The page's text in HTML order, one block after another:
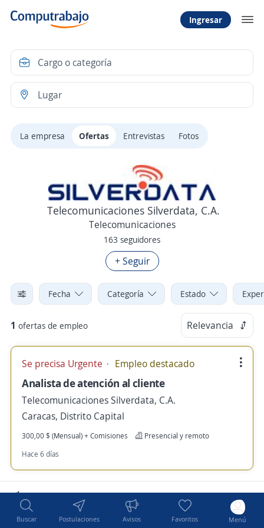
Ingresar
Buscar Postulaciones Avisos Favoritos Menú
La empresa Ofertas Entrevistas Fotos
Telecomunicaciones Silverdata, C.A.
Telecomunicaciones
163 seguidores
+ Seguir
Fecha Categoría Estado
1 ofertas de empleo Relevancia
Se precisa Urgente Empleo destacado
Analista de atención al cliente
Telecomunicaciones Silverdata, C.A.
Caracas, Distrito Capital
300,00 $ (Mensual) + Comisiones
Presencial y remoto
Hace 6 días
Nuevas ofertas de empleo Avísame